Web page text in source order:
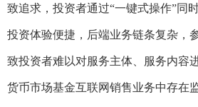
致追求，投资者通过“一键式操作”同
投资体验便捷，后端业务链条复杂，
致投资者难以对服务主体、服务内容
货币市场基金互联网销售业务中存在